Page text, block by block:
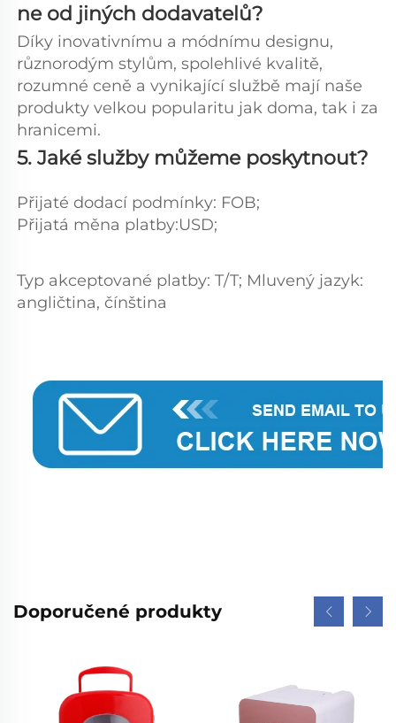
ne od jiných dodavatelů?
Díky inovativnímu a módnímu designu,
různorodým stylům, spolehlivé kvalitě,
rozumné ceně a vynikající službě mají naše
produkty velkou popularitu jak doma, tak i za
hranicemi.
5. Jaké služby můžeme poskytnout?
Přijaté dodací podmínky: FOB;
Přijatá měna platby:USD;
Typ akceptované platby: T/T; Mluvený jazyk:
angličtina, čínština
Doporučené produkty